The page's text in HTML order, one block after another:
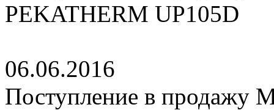
PEKATHERM UP105D
06.06.2016
Поступление в продажу